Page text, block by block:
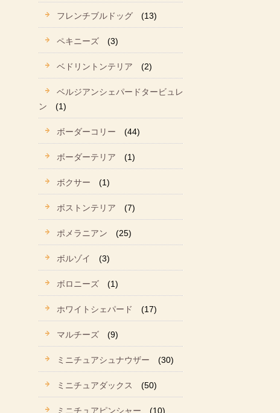
フレンチブルドッグ (13)
ペキニーズ (3)
ベドリントンテリア (2)
ベルジアンシェパードタービュレ
ン
(1)
ボーダーコリー (44)
ボーダーテリア (1)
ボクサー (1)
ボストンテリア (7)
ポメラニアン (25)
ボルゾイ (3)
ボロニーズ (1)
ホワイトシェパード (17)
マルチーズ (9)
ミニチュアシュナウザー (30)
ミニチュアダックス (50)
ミニチュアピンシャー (10)